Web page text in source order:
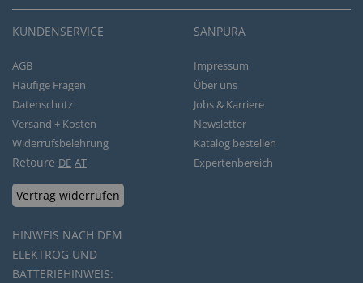
KUNDENSERVICE
AGB
Häufige Fragen
Datenschutz
Versand + Kosten
Widerrufsbelehrung
Retoure DE AT
Vertrag widerrufen
HINWEIS NACH DEM
ELEKTROG UND
BATTERIEHINWEIS:
SANPURA
Impressum
Über uns
Jobs & Karriere
Newsletter
Katalog bestellen
Expertenbereich